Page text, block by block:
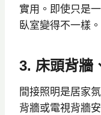
實用。即使只是
臥室變得不一樣。
3. 床頭背牆
間接照明是居家
背牆或電視背牆